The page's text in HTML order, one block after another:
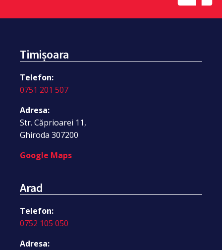
Timișoara
Telefon:
0751 201 507
Adresa:
Str. Căprioarei 11,
Ghiroda 307200
Google Maps
Arad
Telefon:
0752 105 050
Adresa: